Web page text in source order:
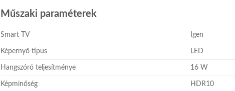
Műszaki paraméterek
Smart TV Igen
Képernyő típus LED
Hangszóró teljesítménye 16 W
Képminőség HDR10